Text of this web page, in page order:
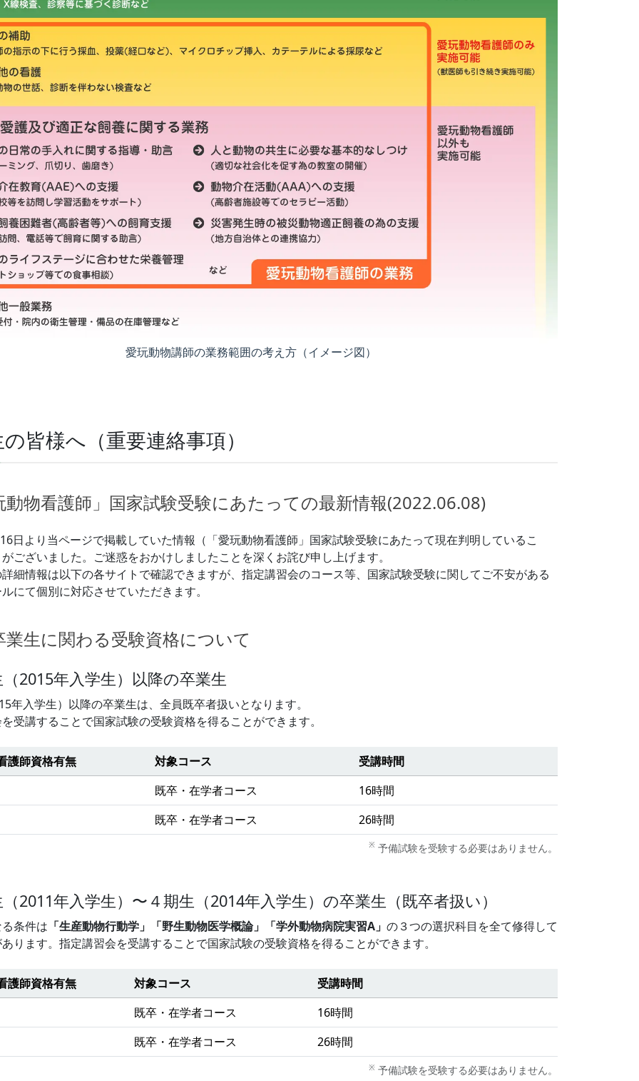
愛玩動物講師の業務範囲の考え方（イメージ図）
の皆様へ（重要連絡事項）
動物看護師」国家試験受験にあたっての最新情報(2022.06.08)
日より当ページで掲載していた情報（「愛玩動物看護師」国家試験受験にあたって現在判明しているこ
ございました。ご迷惑をおかけしましたことを深くお詫び申し上げます。
細情報は以下の各サイトで確認できますが、指定講習会のコース等、国家試験受験に関してご不安がある
にて個別に対応させていただきます。
業生に関わる受験資格について
2015年入学生）以降の卒業生
年入学生）以降の卒業生は、全員既卒者扱いとなります。
受講することで国家試験の受験資格を得ることができます。
※ 予備試験を受験する必要はありません。
護師資格有無 対象コース
受講時間
既卒・在学者コース
16時間
既卒・在学者コース
26時間
2011年入学生）〜４期生（2014年入学生）の卒業生（既卒者扱い）
条件は 「生産動物行動学」「野生動物医学概論」「学外動物病院実習A」 の３つの選択科目を全て修得して
ります。指定講習会を受講することで国家試験の受験資格を得ることができます。
※ 予備試験を受験する必要はありません。
護師資格有無 対象コース
受講時間
既卒・在学者コース
16時間
既卒・在学者コース
26時間